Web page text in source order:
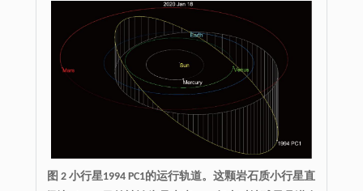
图 2 小行星1994 PC1的运行轨道。这颗岩石质小行星直